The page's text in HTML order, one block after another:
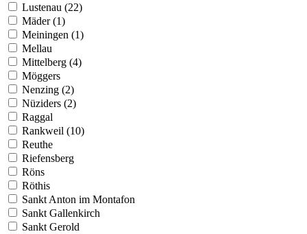
Lustenau (22)
Mäder (1)
Meiningen (1)
Mellau
Mittelberg (4)
Möggers
Nenzing (2)
Nüziders (2)
Raggal
Rankweil (10)
Reuthe
Riefensberg
Röns
Röthis
Sankt Anton im Montafon
Sankt Gallenkirch
Sankt Gerold